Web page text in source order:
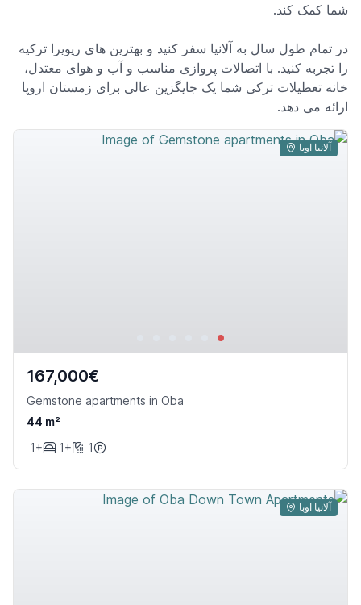
شما کمک کند.
در تمام طول سال به آلانیا سفر کنید و بهترین های ریویرا ترکیه
را تجربه کنید. با اتصالات پروازی مناسب و آب و هوای معتدل،
خانه تعطیلات ترکی شما یک جایگزین عالی برای زمستان اروپا
ارائه می دهد.
آلانیا اوبا
167,000€
Gemstone apartments in Oba
44 m²
1+
1+ 1
آلانیا اوبا